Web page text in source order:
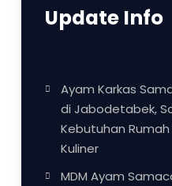
Update Info
Ayam Karkas
di Jabodetabek,
Kebutuhan
Kuliner
MDM Ayam